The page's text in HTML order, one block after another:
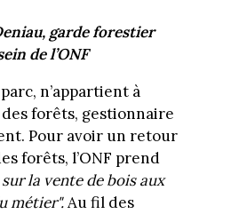
garde forestier
de l’ONF
n’appartient à
forêts, gestionnaire
Pour avoir un retour
forêts, l’ONF prend
la vente de bois aux
métier".Au fil des